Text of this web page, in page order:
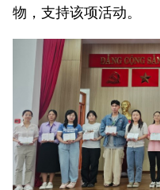
物，支持该项活动。